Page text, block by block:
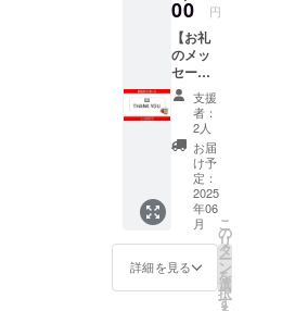
けするため
に、国内の
海老食の普
及促進活動
を行ってお
ります。
この度、ク
ラウドファ
ンディング
に初挑戦す
ることにい
00 円
【お礼
のメッ
セー
ジ】 感
謝の気
持ちを
込め
て、支
援者様
のメー
ルアド
レス宛
にお礼
のメッ
セージ
をお送
支援
者：
2人
お届
け予
定：
2025
年06
月
詳細を見る
こ
の
リ
タ
ー
ン
を
選
択
す